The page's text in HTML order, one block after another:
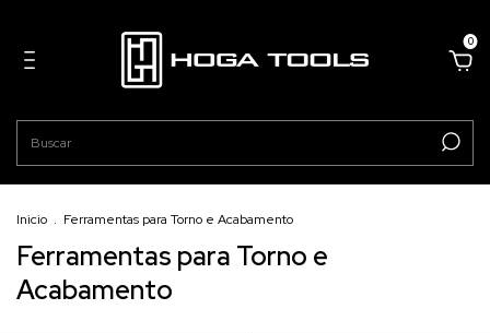
0
Inicio . Ferramentas para Torno e Acabamento
Ferramentas para Torno e
Acabamento